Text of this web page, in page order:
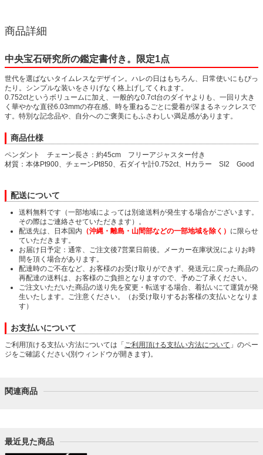
商品詳細
中央宝石研究所の鑑定書付き。限定1点
世代を選ばないタイムレスなデザイン。ハレの日はもちろん、日常使いにもぴっ
たり。シンプルな装いをさりげなく格上げしてくれます。
0.752ctというボリュームに加え、一般的な0.7ct台のダイヤよりも、一回り大き
く華やかな直径6.03mmの存在感、時を重ねるごとに愛着が深まるネックレスで
す。特別な記念品や、自分へのご褒美にもふさわしい満足感があります。
商品仕様
ペンダント チェーン長さ：約45cm フリーアジャスター付き
材質：本体Pt900、チェーンPt850、石ダイヤ計0.752ct、Hカラー SI2 Good
配送について
送料無料です（一部地域によっては別途送料が発生する場合がございます。
その際はご連絡させていただきます）。
配送先は、日本国内 （沖縄・離島・山間部などの一部地域を除く） に限らせ
ていただきます。
お届け日予定：通常、ご注文後7営業日前後。メーカー在庫状況によりお時
間を頂く場合があります。
配達時のご不在など、お客様のお受け取りができず、発送元に戻った商品の
再配達の送料は、お客様のご負担となりますので、予めご了承ください。
ご注文いただいた商品の送り先を変更・転送する場合、着払いにて運賃が発
生いたします。ご注意ください。（お受け取りするお客様の支払いとなりま
す）
お支払いについて
ご利用頂ける支払い方法については「 ご利用頂ける支払い方法について 」のペー
ジをご確認ください(別ウィンドウが開きます)。
関連商品
最近見た商品